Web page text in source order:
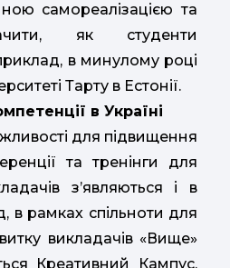
самореалізацією та
як студенти
в минулому році
Тарту в Естонії.
в Україні
для підвищення
та тренінги для
з’являються і в
в рамках спільноти для
викладачів «Вище»
Креативний Кампус,